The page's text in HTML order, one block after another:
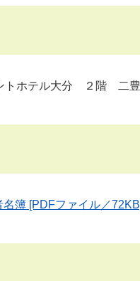
大分 ２階 二豊の間
名簿 [PDFファイル／